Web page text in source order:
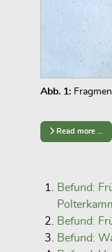
Abb. 1:
Read more …
Befund:
Befund:
Befund: